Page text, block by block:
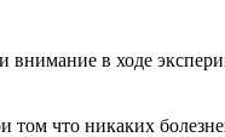
в ходе
том что никаких